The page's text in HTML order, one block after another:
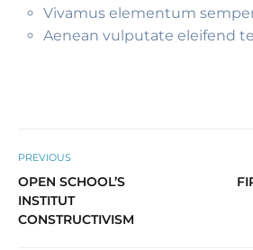
Vivamus elementum
Aenean vulputate eleifend
PREVIOUS
OPEN SCHOOL’S
INSTITUT
CONSTRUCTIVISM